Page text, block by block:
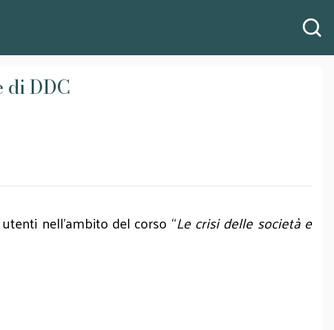
di DDC
nell’ambito del corso “Le crisi delle società e